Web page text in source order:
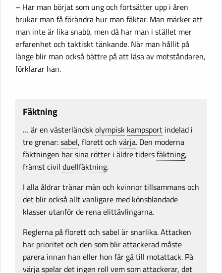
– Har man börjat som ung och fortsätter upp i åren
brukar man få förändra hur man fäktar. Man märker att
man inte är lika snabb, men då har man i stället mer
erfarenhet och taktiskt tänkande. När man hållit på
länge blir man också bättre på att läsa av motståndaren,
förklarar han.
Fäktning
… är en västerländskolympisk kampsport indelad i
tre grenar:sabel, florettoch värja. Den moderna
fäktningen har sina rötter i äldre tidersfäktning,
främst civil duellfäktning.
I alla åldrar tränar män och kvinnor tillsammans och
det blir också allt vanligare med könsblandade
klasser utanför de rena elittävlingarna.
Reglerna på florett och sabel är snarlika. Attacken
har prioritet och den som blir attackerad måste
parera innan han eller hon får gå till motattack. På
värja spelar det ingen roll vem som attackerar, det